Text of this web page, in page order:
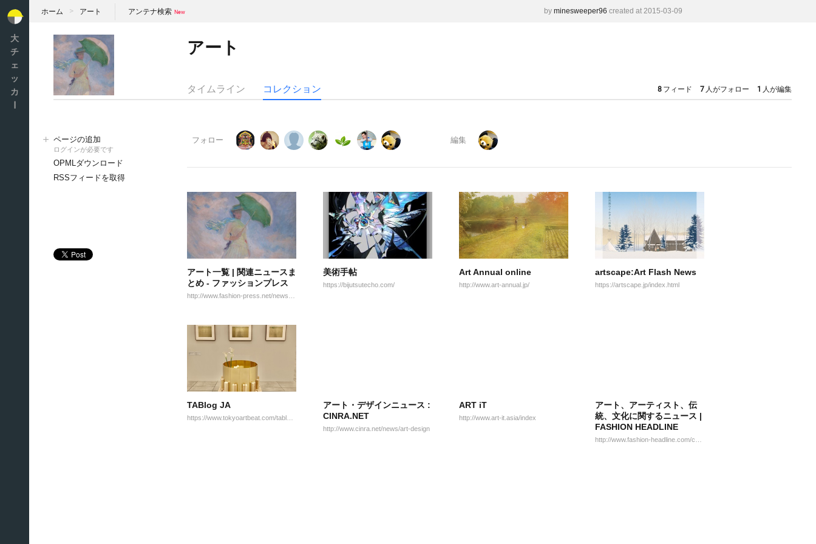
大
チ
ェ
ッ
カ
ホーム アート アンテナ検索 by minesweeper96 created at 2015-03-09
アート
8 フィード 7 人がフォロー 1 人が編集
タイムライン コレクション
ページの追加
ログインが必要です
OPMLダウンロード
RSSフィードを取得
フォロー 編集
アート一覧 | 関連ニュースま
とめ - ファッションプレス
美術手帖
https://bijutsutecho.com/
Art Annual online
http://www.art-annual.jp/
artscape:Art Flash News
https://artscape.jp/index.html
TABlog JA
アート・デザインニュース :
CINRA.NET
http://www.cinra.net/news/art-design
ART iT
http://www.art-it.asia/index
アート、アーティスト、伝
統、文化に関するニュース |
FASHION HEADLINE